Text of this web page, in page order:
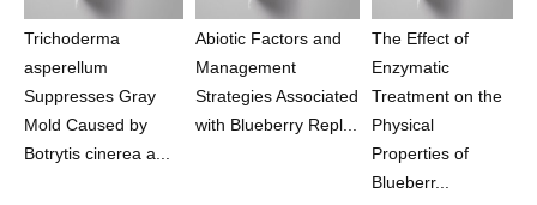
Trichoderma
asperellum
Suppresses Gray
Mold Caused by
Botrytis cinerea a...
Abiotic Factors and
Management
Strategies Associated
with Blueberry Repl...
The Effect of
Enzymatic
Treatment on the
Physical
Properties of
Blueberr...